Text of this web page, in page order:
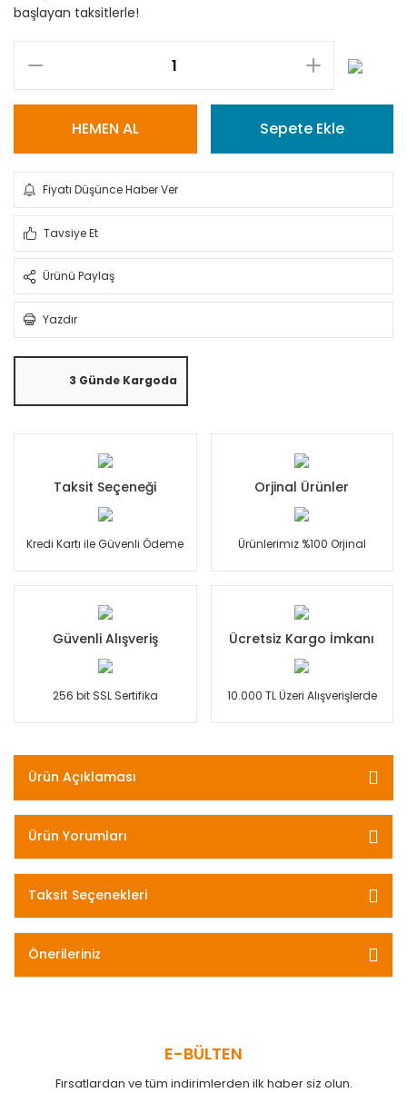
başlayan taksitlerle!
HEMEN AL Sepete Ekle
Fiyatı Düşünce Haber Ver
Tavsiye Et
Ürünü Paylaş
Yazdır
3 Günde Kargoda
Taksit Seçeneği
Kredi Kartı ile Güvenli Ödeme
Orjinal Ürünler
Ürünlerimiz %100 Orjinal
Güvenli Alışveriş
256 bit SSL Sertifika
Ücretsiz Kargo İmkanı
10.000 TL Üzeri Alışverişlerde
Ürün Açıklaması
Ürün Yorumları
Taksit Seçenekleri
Önerileriniz
E-BÜLTEN
Fırsatlardan ve tüm indirimlerden ilk haber siz olun.